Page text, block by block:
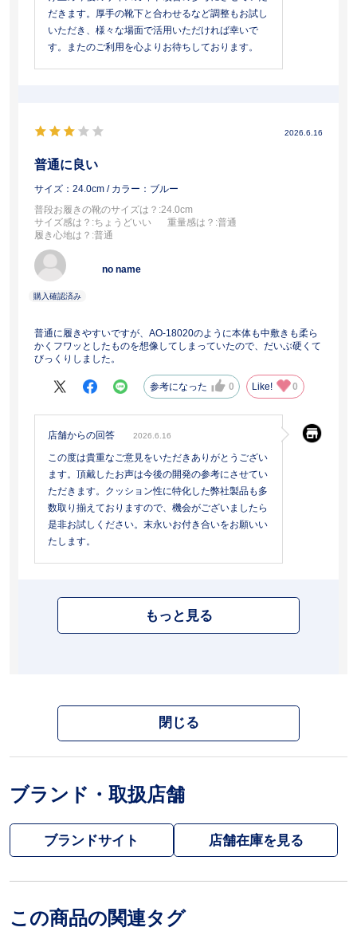
だきます。厚手の靴下と合わせるなど調整もお試し
いただき、様々な場面で活用いただければ幸いで
す。またのご利用を心よりお待ちしております。
2026.6.16
普通に良い
サイズ：24.0cm / カラー：ブルー
普段お履きの靴のサイズは？ :24.0cm
サイズ感は？ :ちょうどいい 重量感は？ :普通
履き心地は？ :普通
no name
普通に履きやすいですが、AO-18020のように本体も中敷きも柔ら
かくフワッとしたものを想像してしまっていたので、だいぶ硬くて
びっくりしました。
参考になった 0 Like! 0
店舗からの回答 2026.6.16
この度は貴重なご意見をいただきありがとうござい
ます。頂戴したお声は今後の開発の参考にさせてい
ただきます。クッション性に特化した弊社製品も多
数取り揃えておりますので、機会がございましたら
是非お試しください。末永いお付き合いをお願いい
たします。
もっと見る
閉じる
ブランド・取扱店舗
ブランドサイト
この商品の関連タグ